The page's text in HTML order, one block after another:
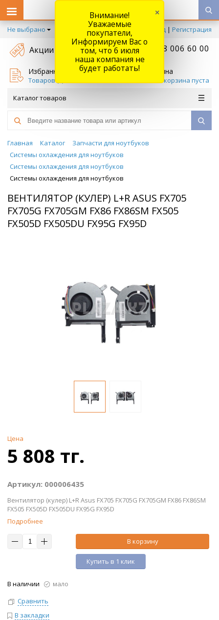
Не выбрано Вход | Регистрация
Акции +7 778 006 60 00
Избранное
Товаров (
Корзина
Ваша корзина пуста
Каталог товаров
Главная Каталог
Запчасти для ноутбуков
Системы охлаждения для ноутбуков
Системы охлаждения для ноутбуков
Системы охлаждения для ноутбуков
ВЕНТИЛЯТОР (КУЛЕР) L+R ASUS FX705
FX705G FX705GM FX86 FX86SM FX505
FX505D FX505DU FX95G FX95D
Цена
5 808 тг.
Артикул: 000006435
Вентилятор (кулер) L+R Asus FX705 FX705G FX705GM FX86 FX86SM
FX505 FX505D FX505DU FX95G FX95D
Подробнее
В корзину
Купить в 1 клик
В наличии
мало
Сравнить
В закладки
Внимание!
Уважаемые
покупатели,
Информируем Вас о
том, что 6 июля
наша компания не
будет работать!
×